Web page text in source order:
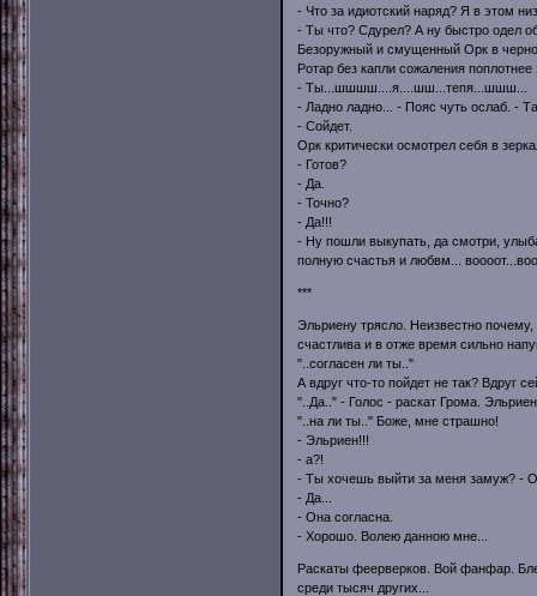
- Что за идиотский наряд? Я в этом
- Ты что? Сдурел? А ну быстро одел
Безоружный и смущенный Орк в
Ротар без капли сожаления
- Ты...шшшш....я....шш...тепя...шшш...
- Ладно ладно... - Пояс чуть ослаб. -
- Сойдет.
Орк критически осмотрел себя в
- Готов?
- Да.
- Точно?
- Да!!!
- Ну пошли выкупать, да смотри,
полную счастья и любвм...
***
Эльриену трясло. Неизвестно
счастлива и в отже время сильно
"..согласен ли ты.."
А вдруг что-то пойдет не так? Вдруг
"..Да.." - Голос - раскат Грома.
"..на ли ты.." Боже, мне страшно!
- Эльриен!!!
- а?!
- Ты хочешь выйти за меня замуж? -
- Да...
- Она согласна.
- Хорошо. Волею данною мне...
Раскаты феерверков. Вой фанфар.
среди тысяч других...